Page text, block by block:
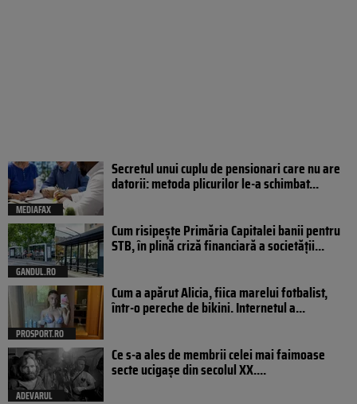
MEDIAFAX
Secretul unui cuplu de pensionari care nu are
datorii: metoda plicurilor le-a schimbat...
GANDUL.RO
Cum risipește Primăria Capitalei banii pentru
STB, în plină criză financiară a societății...
PROSPORT.RO
Cum a apărut Alicia, fiica marelui fotbalist,
într-o pereche de bikini. Internetul a...
ADEVARUL
Ce s-a ales de membrii celei mai faimoase
secte ucigașe din secolul XX....